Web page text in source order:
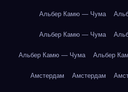
Альбер Камю — Чума
Альбер Камю — Чума
Альбер Камю — Чума Альбер
Амстердам Амстердам